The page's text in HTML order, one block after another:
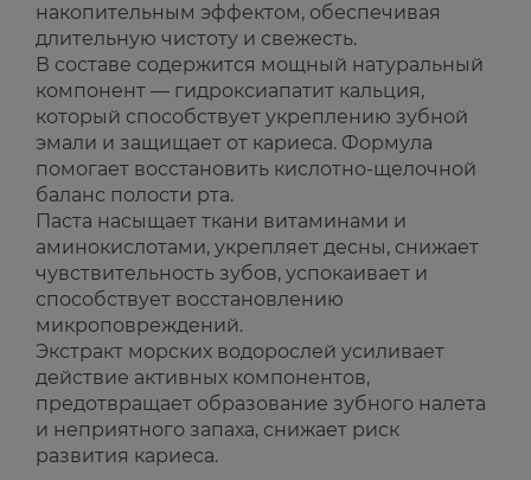
накопительным эффектом, обеспечивая
длительную чистоту и свежесть.
В составе содержится мощный натуральный
компонент — гидроксиапатит кальция,
который способствует укреплению зубной
эмали и защищает от кариеса. Формула
помогает восстановить кислотно-щелочной
баланс полости рта.
Паста насыщает ткани витаминами и
аминокислотами, укрепляет десны, снижает
чувствительность зубов, успокаивает и
способствует восстановлению
микроповреждений.
Экстракт морских водорослей усиливает
действие активных компонентов,
предотвращает образование зубного налета
и неприятного запаха, снижает риск
развития кариеса.